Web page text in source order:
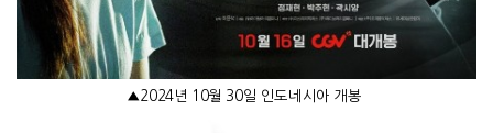
▲2024년 10월 30일 인도네시아 개봉